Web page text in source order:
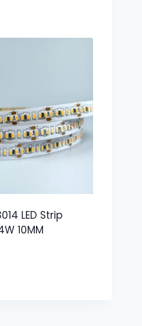
LED Strip
10MM